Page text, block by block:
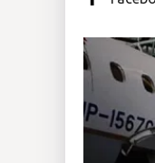
Multimedia